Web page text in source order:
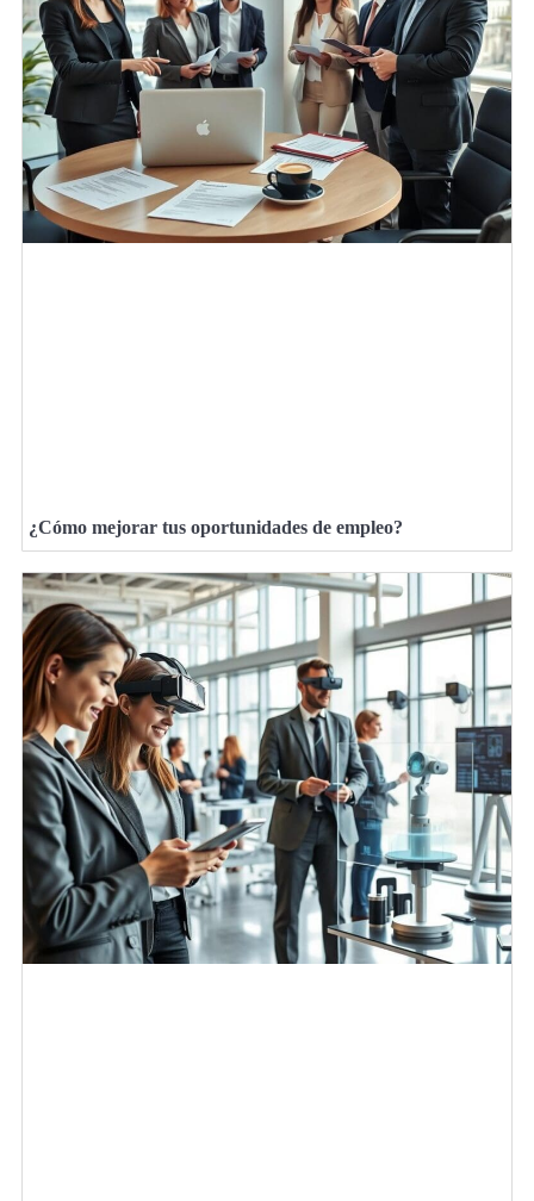
¿Cómo mejorar tus oportunidades de empleo?